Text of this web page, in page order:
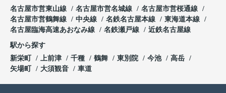
名古屋市営東山線
名古屋市営名城線
名古屋市営桜通線
名古屋市営鶴舞線
中央線 名鉄名古屋本線
東海道本線
名古屋臨海高速あおなみ線
名鉄瀬戸線 近鉄名古屋線
駅から探す
新栄町
上前津 千種 鶴舞 東別院 今池
高岳
矢場町
大須観音 車道